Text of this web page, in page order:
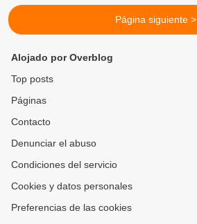
Página siguiente >
Alojado por Overblog
Top posts
Páginas
Contacto
Denunciar el abuso
Condiciones del servicio
Cookies y datos personales
Preferencias de las cookies